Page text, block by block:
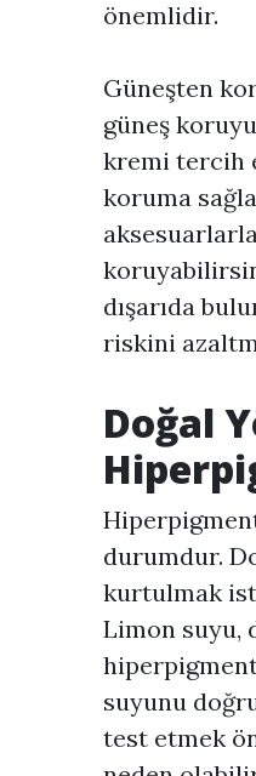
önemlidir.
Güneşten
güneş
kremi tercih
koruma
dışarıda
riskini
Doğal
durumdur.
kurtulmak
Limon suyu,
suyunu
test etmek